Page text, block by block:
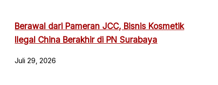
Berawal dari Pameran JCC, Bisnis Kosmetik
Ilegal China Berakhir di PN Surabaya
Juli 29, 2026